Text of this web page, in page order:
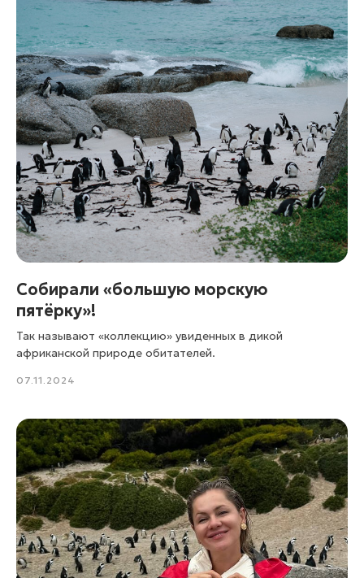
Собирали «большую морскую
пятёрку»!
Так называют «коллекцию» увиденных в дикой
африканской природе обитателей.
07.11.2024